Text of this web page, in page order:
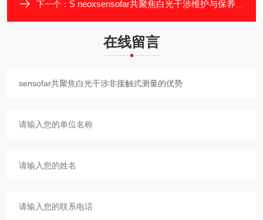
下一个： S neoxsensofar共聚焦白光干涉维护与保养方法
在线留言